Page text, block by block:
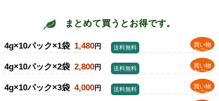
まとめて買うとお得です。
4g×10パック×1袋 1,480円
買い物
かごへ
送料無料
4g×10パック×2袋 2,800円
買い物
かごへ
送料無料
4g×10パック×3袋 4,000円
買い物
かごへ
送料無料